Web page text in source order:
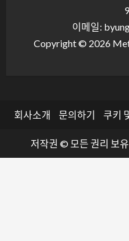
이메일:
Copyright © 2026
회사소개 문의하기 쿠키
저작권 © 모든 권리 보